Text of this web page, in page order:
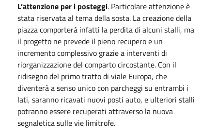
L’attenzione per i posteggi. Particolare attenzione è
stata riservata al tema della sosta. La creazione della
piazza comporterà infatti la perdita di alcuni stalli, ma
il progetto ne prevede il pieno recupero e un
incremento complessivo grazie a interventi di
riorganizzazione del comparto circostante. Con il
ridisegno del primo tratto di viale Europa, che
diventerà a senso unico con parcheggi su entrambi i
lati, saranno ricavati nuovi posti auto, e ulteriori stalli
potranno essere recuperati attraverso la nuova
segnaletica sulle vie limitrofe.